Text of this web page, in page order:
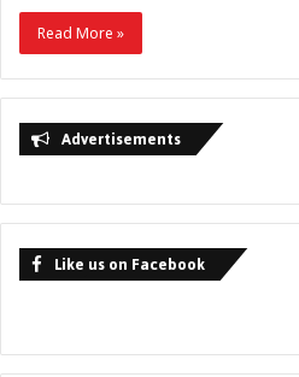
Read More »
Advertisements
Like us on Facebook